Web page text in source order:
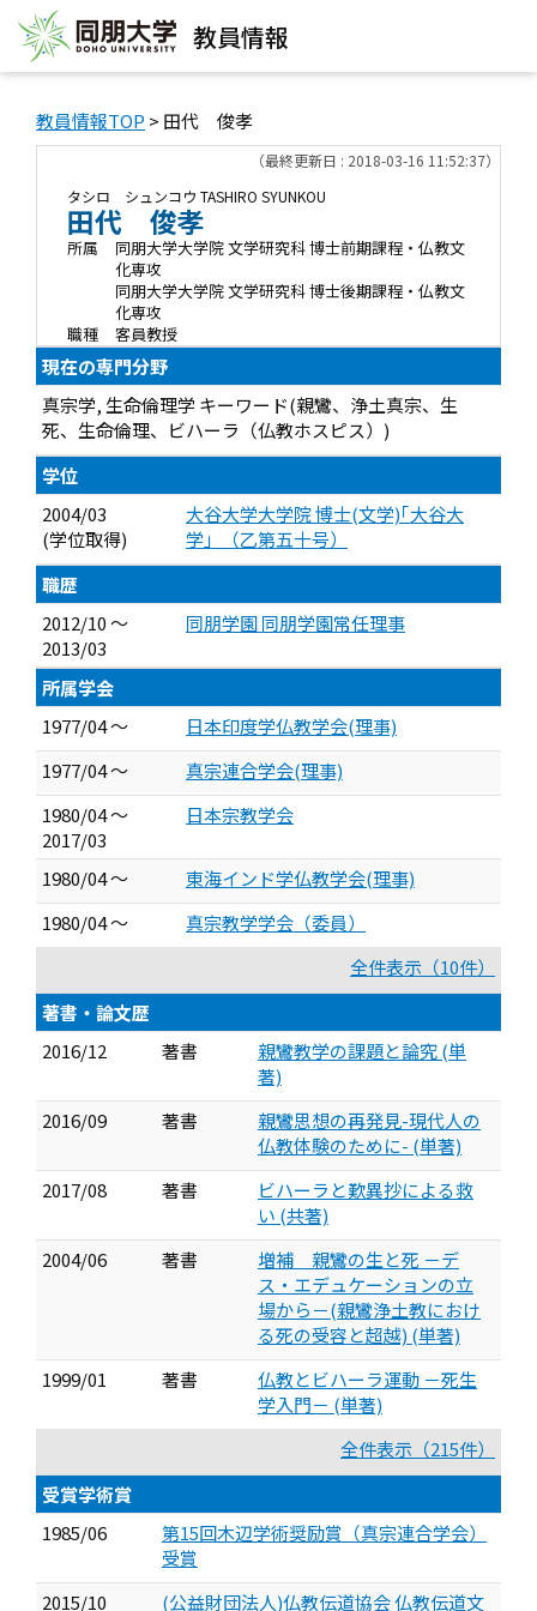
教員情報
教員情報TOP > 田代 俊孝
（最終更新日 : 2018-03-16 11:52:37）
タシロ シュンコウ TASHIRO SYUNKOU
田代 俊孝
所属
同朋大学大学院 文学研究科 博士前期課程・仏教文
化専攻
同朋大学大学院 文学研究科 博士後期課程・仏教文
化専攻
職種
客員教授
現在の専門分野
真宗学, 生命倫理学 キーワード(親鸞、浄土真宗、生
死、生命倫理、ビハーラ（仏教ホスピス）)
学位
2004/03
(学位取得)
大谷大学大学院 博士(文学)｢大谷大
学」（乙第五十号）
職歴
2012/10 ～
2013/03
同朋学園 同朋学園常任理事
所属学会
1977/04 ～
日本印度学仏教学会(理事)
1977/04 ～
真宗連合学会(理事)
1980/04 ～
2017/03
日本宗教学会
1980/04 ～
東海インド学仏教学会(理事)
1980/04 ～
真宗教学学会（委員）
全件表示（10件）
著書・論文歴
2016/12
著書
親鸞教学の課題と論究 (単
著)
2016/09
著書
親鸞思想の再発見-現代人の
仏教体験のために- (単著)
2017/08
著書
ビハーラと歎異抄による救
い (共著)
2004/06
著書
増補 親鸞の生と死 －デ
ス・エデュケーションの立
場から－(親鸞浄土教におけ
る死の受容と超越) (単著)
1999/01
著書
仏教とビハーラ運動 －死生
学入門－ (単著)
全件表示（215件）
受賞学術賞
1985/06
第15回木辺学術奨励賞（真宗連合学会）
受賞
2015/10
(公益財団法人)仏教伝道協会 仏教伝道文